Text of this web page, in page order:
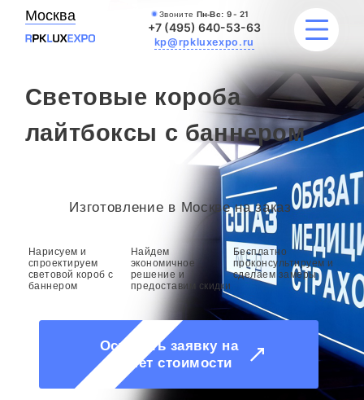
Москва Звоните Пн-Вс: 9 - 21
+7 (495) 640-53-63
kp@rpkluxexpo.ru
ВЫВЕСКИ
ЦЕНЫ
КАТАЛОГ
НАШИ РАБОТЫ
БЛОГ
О КОМПАНИИ
Световые короба
лайтбоксы с баннером
Изготовление в Москве на заказ
Нарисуем и
спроектируем
световой короб с
баннером
Найдем
экономичное
решение и
предоставим скидки
Бесплатно
проконсультируем и
сделаем замеры
Оставить заявку на
расчет стоимости